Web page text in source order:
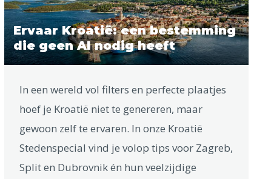
Ervaar Kroatië: een bestemming
die geen AI nodig heeft
In een wereld vol filters en perfecte plaatjes
hoef je Kroatië niet te genereren, maar
gewoon zelf te ervaren. In onze Kroatië
Stedenspecial vind je volop tips voor Zagreb,
Split en Dubrovnik én hun veelzijdige